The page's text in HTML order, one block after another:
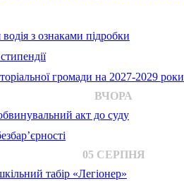
з ознаками підробки
громади на 2027-2029 роки
ВЧОРА
акт до суду
05 СЕРПНЯ
табір «Легіонер»